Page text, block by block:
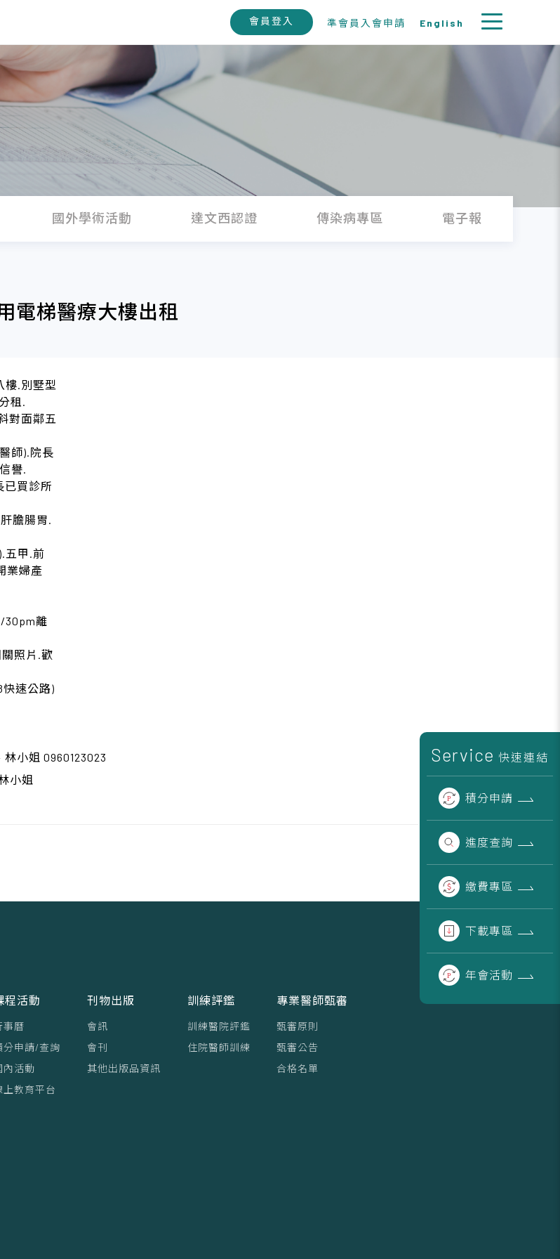
會員登入 準會員入會申請 English
Service 快速連結
積分申請
進度查詢
繳費專區
下載專區
年會活動
國外學術活動 達文西認證 傳染病專區 電子報
電梯醫療大樓出租
樓.別墅型
租.
對面鄰五
師).院長
譽.
已買診所
膽腸胃.
五甲.前
業婦產
30pm離
照片.歡
快速公路)
林小姐 0960123023
小姐
程活動
事曆
分申請/查詢
內活動
上教育平台
刊物出版
會訊
會刊
其他出版品資訊
訓練評鑑
訓練醫院評鑑
住院醫師訓練
專業醫師甄審
甄審原則
甄審公告
合格名單